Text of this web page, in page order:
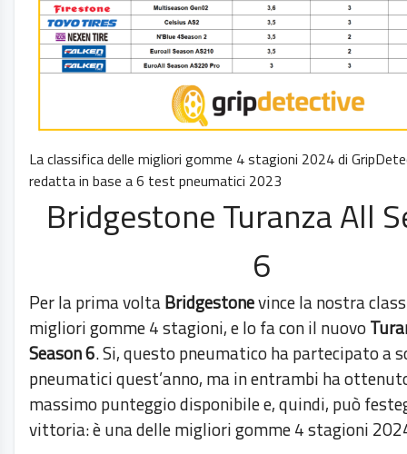
La classifica delle migliori gomme 4 stagioni 2024 di
redatta in base a 6 test pneumatici 2023
Bridgestone Turanza All
6
Per la prima voltaBridgestonevince la nostra
migliori gomme 4 stagioni, e lo fa con il nuovo
Season 6. Si, questo pneumatico ha partecipato a
pneumatici quest’anno, ma in entrambi ha
massimo punteggio disponibile e, quindi, può
vittoria: è una delle migliori gomme 4 stagioni